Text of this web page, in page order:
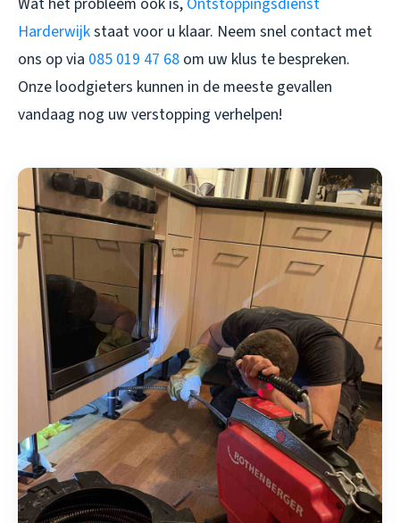
Harderwijkstaat voor u klaar. Neem snel contact met
ons op via 085 019 47 68 om uw klus te bespreken.
Onze loodgieters kunnen in de meeste gevallen
vandaag nog uw verstopping verhelpen!